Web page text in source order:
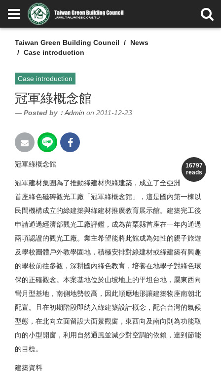
Taiwan Green Building Council
News
Case introduction
Case introduction
冠軍綠概念館
Posted by： Admin on 2011-12-23
16797
reads
冠軍綠概念館
冠軍建材集團為了推動綠建材與綠建築，成立了全亞洲
首座綠色磁磚觀光工廠「冠軍綠概念館」，這是國內第一棟以
民間機構成立的綠建築與綠建材推廣教育展示館。建築完工後
申請通過經濟部觀光工廠評鑑，成為苗栗縣首座在一年內通過
兩項認證的觀光工廠。業主希望能將此館成為知性的親子旅遊
及學校團體戶外教學園地，積極安排對綠建材或綠建築有興趣
的學校前往參觀，深耕國內綠色教育，培養在地學子對綠色環
保的正確觀念。本案基地位於山坡地上的平坦台地，屬東西向
彎月型基地，南側地勢較高，因此順應地形讓建築物座南朝北
配置。且在初期階段即納入綠建築設計概念，配合台灣的氣候
型態，在北向立面留設大面景觀窗，東西向及南向則為功能取
向的小型開窗，利用自然通風並減少對空調的依賴，達到節能
的目標。
建築資料